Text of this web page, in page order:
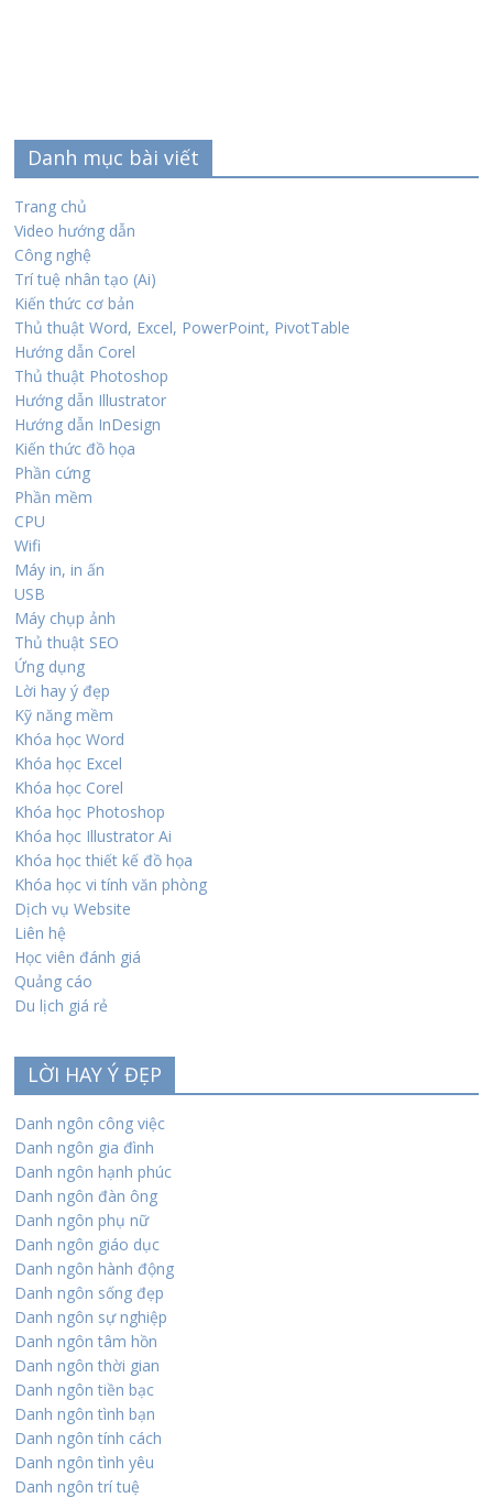
Danh mục bài viết
Trang chủ
Video hướng dẫn
Công nghệ
Trí tuệ nhân tạo (Ai)
Kiến thức cơ bản
Thủ thuật Word, Excel, PowerPoint, PivotTable
Hướng dẫn Corel
Thủ thuật Photoshop
Hướng dẫn Illustrator
Hướng dẫn InDesign
Kiến thức đồ họa
Phần cứng
Phần mềm
CPU
Wifi
Máy in, in ấn
USB
Máy chụp ảnh
Thủ thuật SEO
Ứng dụng
Lời hay ý đẹp
Kỹ năng mềm
Khóa học Word
Khóa học Excel
Khóa học Corel
Khóa học Photoshop
Khóa học Illustrator Ai
Khóa học thiết kế đồ họa
Khóa học vi tính văn phòng
Dịch vụ Website
Liên hệ
Học viên đánh giá
Quảng cáo
Du lịch giá rẻ
LỜI HAY Ý ĐẸP
Danh ngôn công việc
Danh ngôn gia đình
Danh ngôn hạnh phúc
Danh ngôn đàn ông
Danh ngôn phụ nữ
Danh ngôn giáo dục
Danh ngôn hành động
Danh ngôn sống đẹp
Danh ngôn sự nghiệp
Danh ngôn tâm hồn
Danh ngôn thời gian
Danh ngôn tiền bạc
Danh ngôn tình bạn
Danh ngôn tính cách
Danh ngôn tình yêu
Danh ngôn trí tuệ